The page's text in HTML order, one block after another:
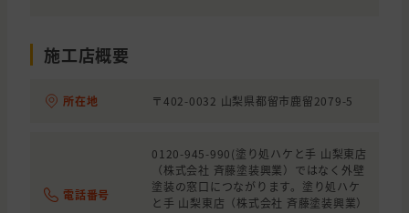
施工店概要
所在地 〒402-0032 山梨県都留市鹿留2079-5
電話番号
0120-945-990(塗り処ハケと手 山梨東店
（株式会社 斉藤塗装興業）ではなく外壁
塗装の窓口につながります。塗り処ハケ
と手 山梨東店（株式会社 斉藤塗装興業）